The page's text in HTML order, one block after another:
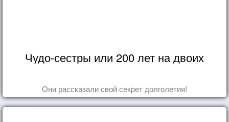
Чудо-сестры или 200 лет на двоих
Они рассказали свой секрет долголетия!